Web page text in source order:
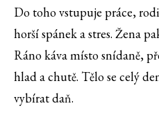
Do toho vstupuje práce,
horší spánek a stres. Žena
Ráno káva místo snídaně,
hlad a chutě. Tělo se celý
vybírat daň.